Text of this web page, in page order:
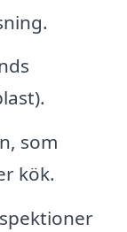
som
kök.